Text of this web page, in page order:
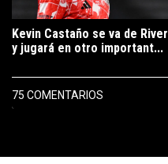
Kevin Castaño se va de River
y jugará en otro important...
75 COMENTARIOS